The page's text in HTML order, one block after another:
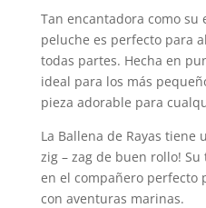
Tan encantadora como su
peluche es perfecto para
todas partes. Hecha en
ideal para los más
pieza adorable para
La Ballena de Rayas tiene
zig – zag de buen rollo!
en el compañero perfecto
con aventuras marinas.